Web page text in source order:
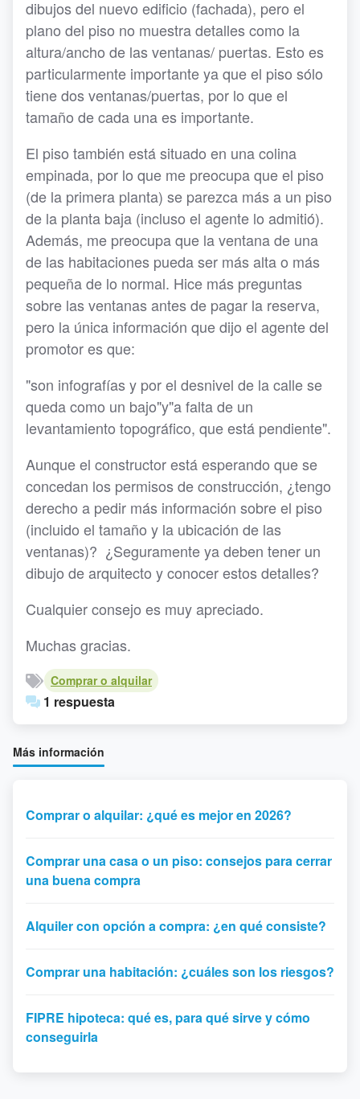
dibujos del nuevo edificio (fachada), pero el
plano del piso no muestra detalles como la
altura/ancho de las ventanas/ puertas. Esto es
particularmente importante ya que el piso sólo
tiene dos ventanas/puertas, por lo que el
tamaño de cada una es importante.
El piso también está situado en una colina
empinada, por lo que me preocupa que el piso
(de la primera planta) se parezca más a un piso
de la planta baja (incluso el agente lo admitió).
Además, me preocupa que la ventana de una
de las habitaciones pueda ser más alta o más
pequeña de lo normal. Hice más preguntas
sobre las ventanas antes de pagar la reserva,
pero la única información que dijo el agente del
promotor es que:
"son infografías y por el desnivel de la calle se
queda como un bajo"y"a falta de un
levantamiento topográfico, que está pendiente".
Aunque el constructor está esperando que se
concedan los permisos de construcción, ¿tengo
derecho a pedir más información sobre el piso
(incluido el tamaño y la ubicación de las
ventanas)? ¿Seguramente ya deben tener un
dibujo de arquitecto y conocer estos detalles?
Cualquier consejo es muy apreciado.
Muchas gracias.
Comprar o alquilar
1 respuesta
Más información
Comprar o alquilar: ¿qué es mejor en 2026?
Comprar una casa o un piso: consejos para cerrar
una buena compra
Alquiler con opción a compra: ¿en qué consiste?
Comprar una habitación: ¿cuáles son los riesgos?
FIPRE hipoteca: qué es, para qué sirve y cómo
conseguirla